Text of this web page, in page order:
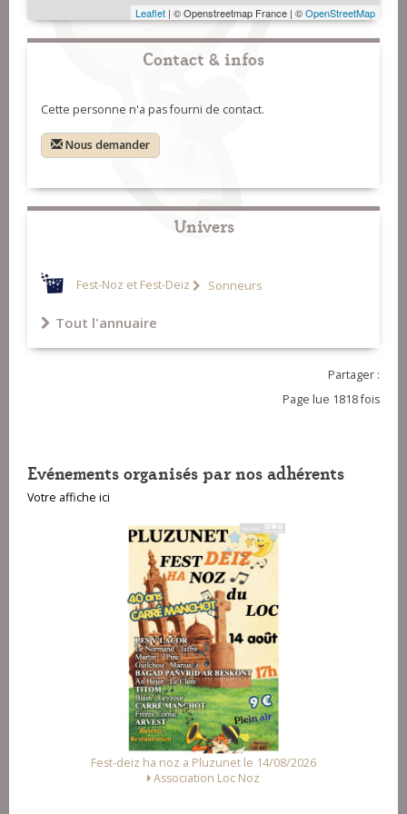
Leaflet | © Openstreetmap France | ©OpenStreetMap
Contact & infos
Cette personne n'a pas fourni de contact.
Nous demander
Univers
Fest-Noz et Fest-Deiz Sonneurs
Tout l'annuaire
Partager :
Page lue 1818 fois
Evénements organisés par nos adhérents
Votre affiche ici
Fest-deiz ha noz a Pluzunet le 14/08/2026
Association Loc Noz